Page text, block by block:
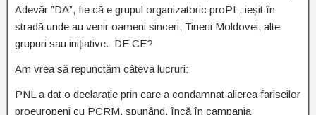
Adevăr ”DA”, fie că e grupul organizatoric proPL, ieșit în
stradă unde au venir oameni sinceri, Tinerii Moldovei, alte
grupuri sau inițiative. DE CE?
Am vrea să repunctăm câteva lucruri:
PNL a dat o declarație prin care a condamnat alierea fariseilor
proeuropeni cu PCRM, spunând, încă în campania